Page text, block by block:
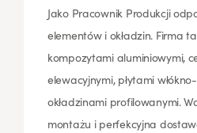
Jako Pracownik Produkcji
elementów i okładzin. Firma
kompozytami aluminiowymi,
elewacyjnymi, płytami
okładzinami profilowanymi.
montażu i perfekcyjna